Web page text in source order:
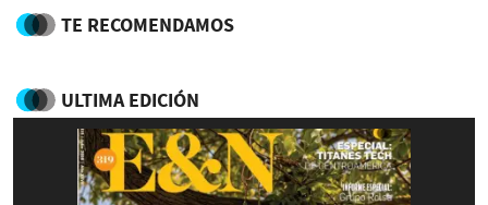
TE RECOMENDAMOS
ULTIMA EDICIÓN